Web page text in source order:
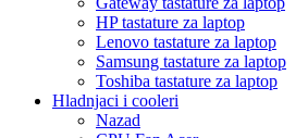
HP tastature za laptop
Lenovo tastature za laptop
Samsung tastature za laptop
Toshiba tastature za laptop
Hladnjaci i cooleri
Nazad